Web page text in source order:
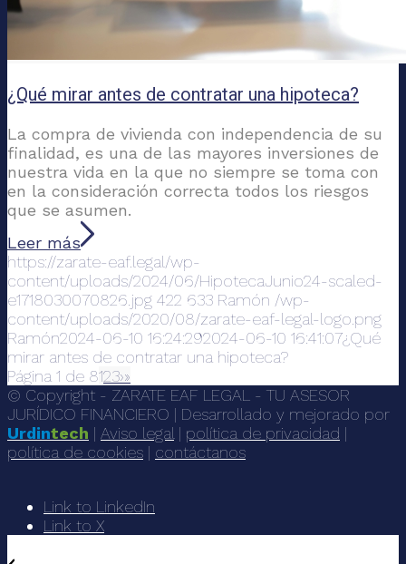
¿Qué mirar antes de contratar una hipoteca?
La compra de vivienda con independencia de su
finalidad, es una de las mayores inversiones de
nuestra vida en la que no siempre se toma con
en la consideración correcta todos los riesgos
que se asumen.
Leer más
https://zarate-eaf.legal/wp-
content/uploads/2024/06/HipotecaJunio24-scaled-
e1718030070826.jpg 422 633 Ramón /wp-
content/uploads/2020/08/zarate-eaf-legal-logo.png
Ramón2024-06-10 16:24:292024-06-10 16:41:07¿Qué
mirar antes de contratar una hipoteca?
Página 1 de 8123›»
© Copyright - ZARATE EAF LEGAL - TU ASESOR
JURÍDICO FINANCIERO | Desarrollado y mejorado por
Urdintech | Aviso legal | política de privacidad |
política de cookies | contáctanos
Link to LinkedIn
Link to X